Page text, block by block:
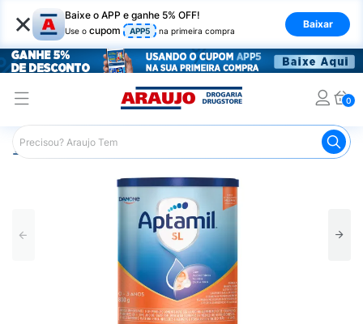
× Baixe o APP e ganhe 5% OFF!
Use o cupom APP5 na primeira compra
Baixar
0
Araujo Infantil Fórmula Infantil